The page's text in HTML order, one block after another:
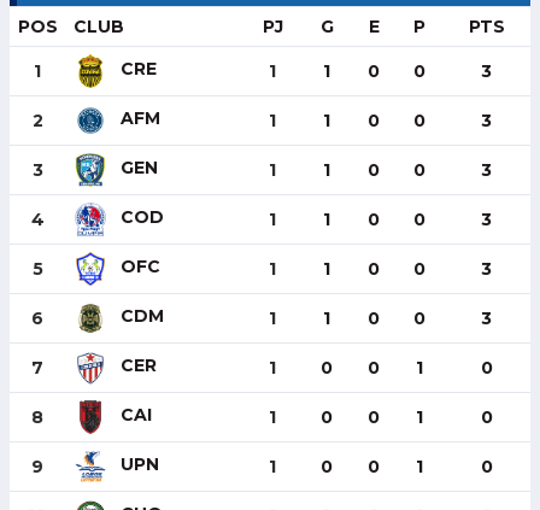
POS CLUB PJ G E P PTS
1 CRE 1 1 0 0 3
2 AFM 1 1 0 0 3
3 GEN 1 1 0 0 3
4 COD 1 1 0 0 3
5 OFC 1 1 0 0 3
6 CDM 1 1 0 0 3
7 CER 1 0 0 1 0
8 CAI 1 0 0 1 0
9 UPN 1 0 0 1 0